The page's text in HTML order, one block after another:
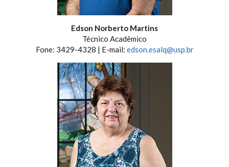
Edson Norberto Martins
Técnico Acadêmico
Fone: 3429-4328 | E-mail: edson.esalq@usp.br